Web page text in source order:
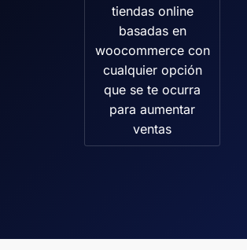
tiendas online
basadas en
woocommerce con
cualquier opción
que se te ocurra
para aumentar
ventas